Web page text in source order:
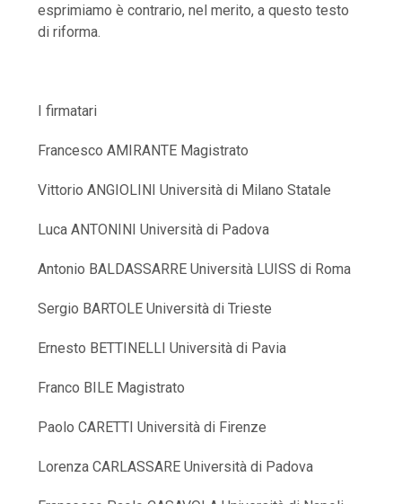
esprimiamo è contrario, nel merito, a questo testo
di riforma.
I firmatari
Francesco AMIRANTE Magistrato
Vittorio ANGIOLINI Università di Milano Statale
Luca ANTONINI Università di Padova
Antonio BALDASSARRE Università LUISS di Roma
Sergio BARTOLE Università di Trieste
Ernesto BETTINELLI Università di Pavia
Franco BILE Magistrato
Paolo CARETTI Università di Firenze
Lorenza CARLASSARE Università di Padova